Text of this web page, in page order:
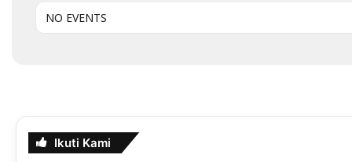
NO EVENTS
Ikuti Kami